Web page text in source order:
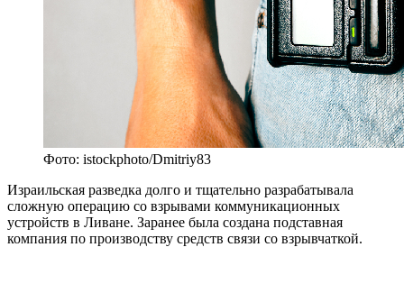
Фото: istockphoto/Dmitriy83
Израильская разведка долго и тщательно разрабатывала
сложную операцию со взрывами коммуникационных
устройств в Ливане. Заранее была создана подставная
компания по производству средств связи со взрывчаткой.